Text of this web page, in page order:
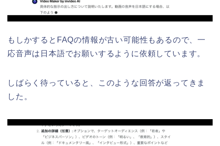
もしかするとFAQの情報が古い可能性もあるので、一
応音声は日本語でお願いするように依頼しています。
しばらく待っていると、このような回答が返ってきま
した。